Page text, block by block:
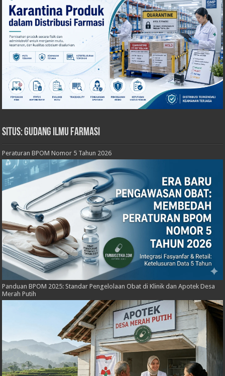
Situs: Gudang Ilmu Farmasi
Peraturan BPOM Nomor 5 Tahun 2026
Panduan BPOM 2025: Standar Pengelolaan Obat di Klinik dan Apotek Desa
Merah Putih